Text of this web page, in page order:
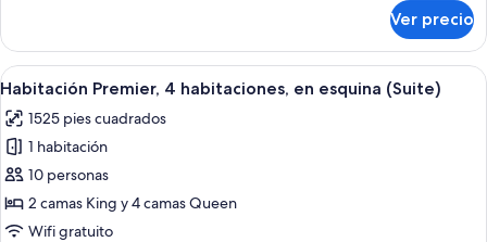
2
habitaciones,
en
Ver precio
Abrir
todas
las
fotos
de
Habitación
Premier,
Una sala de estar moderna con un
7
Habitación Premier, 4 habitaciones, en esquina (Suite)
1525 pies cuadrados
1 habitación
10 personas
2 camas King y 4 camas Queen
Wifi gratuito